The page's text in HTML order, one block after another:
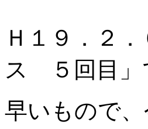
Ｈ１９．２
ス ５回目」
早いもので